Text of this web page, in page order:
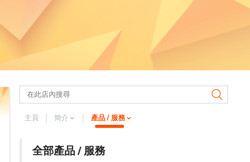
主頁 簡介 產品 / 服務
全部產品 / 服務